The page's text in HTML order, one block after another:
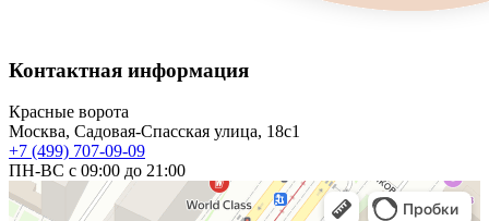
Контактная информация
Красные ворота
Москва, Садовая-Спасская улица, 18с1
+7 (499) 707-09-09
ПН-ВС с 09:00 до 21:00